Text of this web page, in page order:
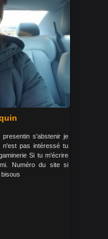
presentin s'abstenir je
pas intéressé tu
Si tu m'écrire
Numéro du site si